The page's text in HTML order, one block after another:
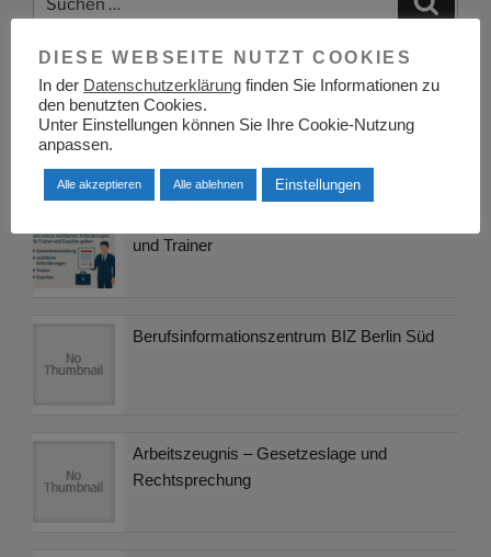
nach:
Berufsinformationszentrum BIZ Zwickau
und Trainer
Berufsinformationszentrum BIZ Berlin Süd
Arbeitszeugnis – Gesetzeslage und
Rechtsprechung
DIESE WEBSEITE NUTZT COOKIES
In der Datenschutzerklärung finden Sie Informationen zu
den benutzten Cookies.
Unter Einstellungen können Sie Ihre Cookie-Nutzung
anpassen.
Alle akzeptieren Alle ablehnen Einstellungen